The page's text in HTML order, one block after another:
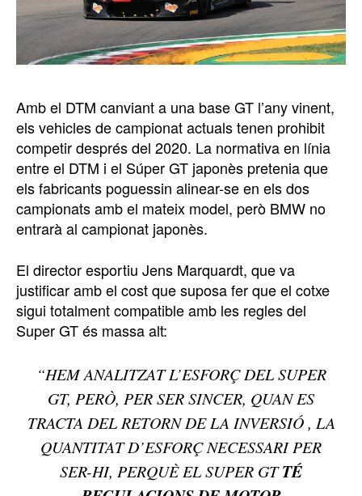
Amb el DTM canviant a una base GT l’any vinent,
els vehicles de campionat actuals tenen prohibit
competir després del 2020. La normativa en línia
entre el DTM i el Súper GT japonès pretenia que
els fabricants poguessin alinear-se en els dos
campionats amb el mateix model, però BMW no
entrarà al campionat japonès.
El director esportiu Jens Marquardt, que va
justificar amb el cost que suposa fer que el cotxe
sigui totalment compatible amb les regles del
Super GT és massa alt:
“HEM ANALITZAT L’ESFORÇ DEL SUPER
GT, PERÒ, PER SER SINCER, QUAN ES
TRACTA DEL RETORN DE LA INVERSIÓ , LA
QUANTITAT D’ESFORÇ NECESSARI PER
SER-HI, PERQUÈ EL SUPER GTTÉ